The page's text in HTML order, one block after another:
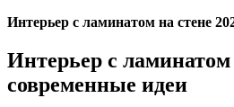
Интерьер с ламинатом на стене
Интерьер с ламинатом
современные идеи